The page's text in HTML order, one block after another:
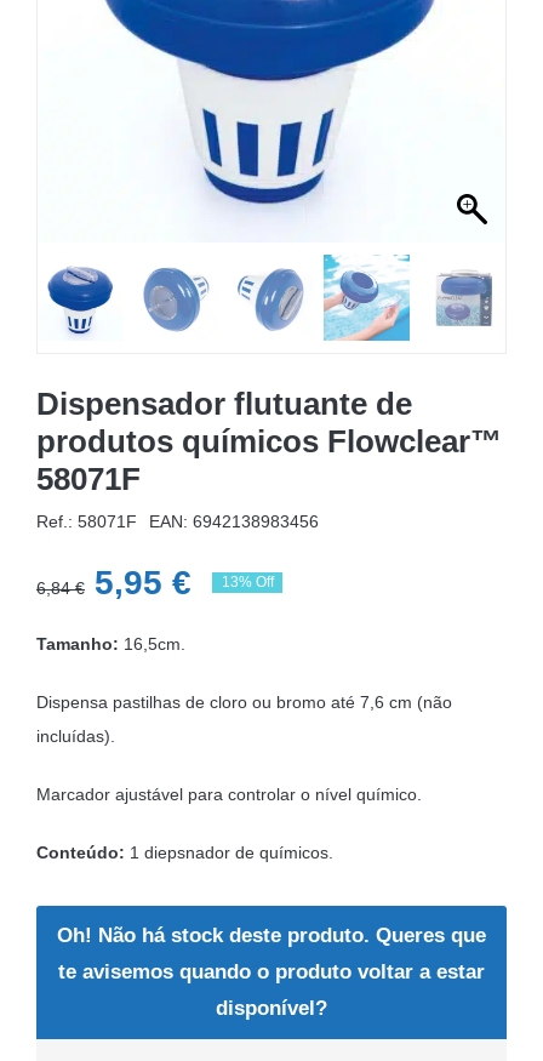
MOBILIÁRIO INSUFLÁVEL
ACESSÓRIOS PARA PISCINAS
PEÇAS DE SUBSTITUIÇÃO PARA PISCINAS
Dispensador flutuante de
produtos químicos Flowclear™
58071F
Ref.: 58071F EAN: 6942138983456
6,84€ O
original
era:
6,84 €.
5,95 €O
é:
13% Off
Tamanho: 16,5cm.
Dispensa pastilhas de cloro ou bromo até 7,6 cm (não
incluídas).
Marcador ajustável para controlar o nível químico.
Conteúdo: 1 diepsnador de químicos.
Oh! Não há stock deste produto. Queres que
te avisemos quando o produto voltar a estar
disponível?